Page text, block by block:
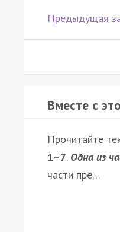
Предыдущая
Вместе с
Прочитайте
1–7. Одна из
части пре…